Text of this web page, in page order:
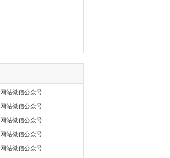
站微信公众号
站微信公众号
站微信公众号
站微信公众号
站微信公众号